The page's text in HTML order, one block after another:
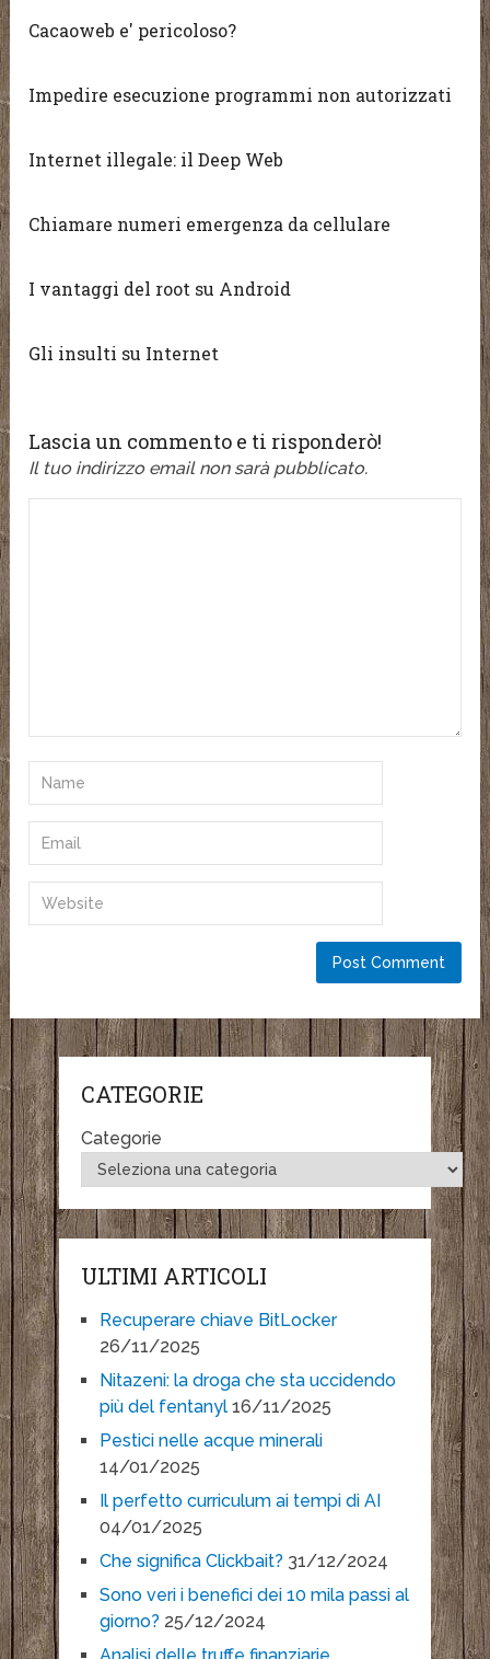
Cacaoweb e' pericoloso?
Impedire esecuzione programmi non autorizzati
Internet illegale: il Deep Web
Chiamare numeri emergenza da cellulare
I vantaggi del root su Android
Gli insulti su Internet
Lascia un commento e ti risponderò!
Il tuo indirizzo email non sarà pubblicato.
CATEGORIE
Categorie
ULTIMI ARTICOLI
Recuperare chiave BitLocker
26/11/2025
Nitazeni: la droga che sta uccidendo
più del fentanyl 16/11/2025
Pestici nelle acque minerali
14/01/2025
Il perfetto curriculum ai tempi di AI
04/01/2025
Che significa Clickbait? 31/12/2024
Sono veri i benefici dei 10 mila passi al
giorno? 25/12/2024